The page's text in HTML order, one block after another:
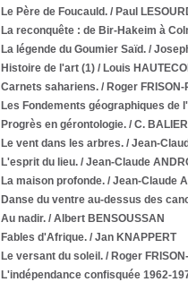
Le Père de Foucauld. / Paul
La reconquête : de Bir-Hakeim à
La légende du Goumier Saïd. /
Histoire de l'art (1) / Louis
Carnets sahariens. / Roger FRISON-
Les Fondements géographiques de
Progrès en gérontologie. / C. BALIER
Le vent dans les arbres. / Jean-
L'esprit du lieu. / Jean-Claude
La maison profonde. / Jean-Claude
Danse du ventre au-dessus des
Au nadir. / Albert BENSOUSSAN
Fables d'Afrique. / Jan KNAPPERT
Le versant du soleil. / Roger
L'indépendance confisquée 1962-